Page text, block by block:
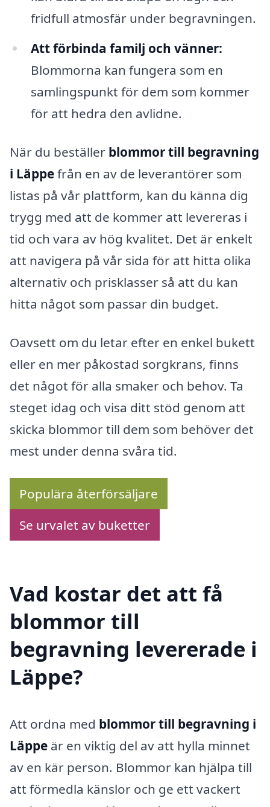
fridfull atmosfär under begravningen.
Att förbinda familj och vänner:
Blommorna kan fungera som en
samlingspunkt för dem som kommer
för att hedra den avlidne.
När du beställer blommor till begravning
i Läppefrån en av de leverantörer som
listas på vår plattform, kan du känna dig
trygg med att de kommer att levereras i
tid och vara av hög kvalitet. Det är enkelt
att navigera på vår sida för att hitta olika
alternativ och prisklasser så att du kan
hitta något som passar din budget.
Oavsett om du letar efter en enkel bukett
eller en mer påkostad sorgkrans, finns
det något för alla smaker och behov. Ta
steget idag och visa ditt stöd genom att
skicka blommor till dem som behöver det
mest under denna svåra tid.
Populära återförsäljare
Se urvalet av buketter
Vad kostar det att få
blommor till
begravning levererade i
Läppe?
Att ordna med blommor till begravning i
Läppe är en viktig del av att hylla minnet
av en kär person. Blommor kan hjälpa till
att förmedla känslor och ge ett vackert